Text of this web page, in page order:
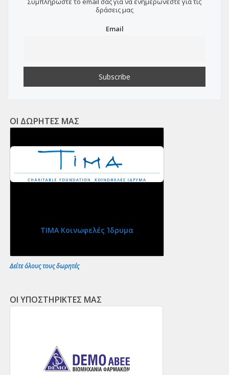
δράσεις μας
Email
ΟΙ ΔΩΡΗΤΕΣ ΜΑΣ
ΤΙΜΑ Κοινωφελές Ίδρυμα
Δείτε όλους τους δωρητές
ΟΙ ΥΠΟΣΤΗΡΙΚΤΕΣ ΜΑΣ